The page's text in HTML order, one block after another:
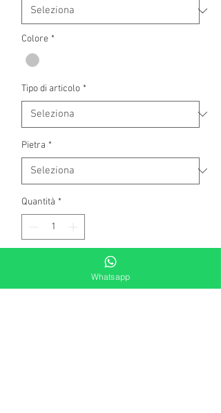
Colore *
Tipo di articolo *
Pietra *
Quantità *
Aggiungi al carrello
Whatsapp